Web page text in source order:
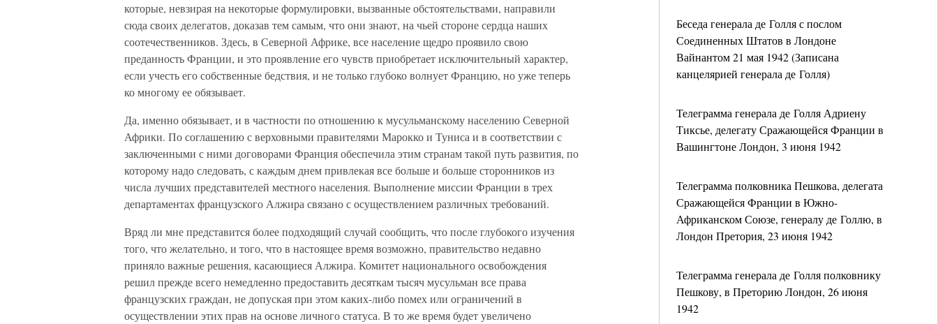
Беседа генерала де Голля с послом
Соединенных Штатов в Лондоне
Вайнантом 21 мая 1942 (Записана
канцелярией генерала де Голля)
Телеграмма генерала де Голля Адриену
Тиксье, делегату Сражающейся Франции в
Вашингтоне Лондон, 3 июня 1942
Телеграмма полковника Пешкова, делегата
Сражающейся Франции в Южно-
Африканском Союзе, генералу де Голлю, в
Лондон Претория, 23 июня 1942
Телеграмма генерала де Голля полковнику
Пешкову, в Преторию Лондон, 26 июня
1942
которые, невзирая на некоторые формулировки, вызванные обстоятельствами, направили
сюда своих делегатов, доказав тем самым, что они знают, на чьей стороне сердца наших
соотечественников. Здесь, в Северной Африке, все население щедро проявило свою
преданность Франции, и это проявление его чувств приобретает исключительный характер,
если учесть его собственные бедствия, и не только глубоко волнует Францию, но уже теперь
ко многому ее обязывает.
Да, именно обязывает, и в частности по отношению к мусульманскому населению Северной
Африки. По соглашению с верховными правителями Марокко и Туниса и в соответствии с
заключенными с ними договорами Франция обеспечила этим странам такой путь развития, по
которому надо следовать, с каждым днем привлекая все больше и больше сторонников из
числа лучших представителей местного населения. Выполнение миссии Франции в трех
департаментах французского Алжира связано с осуществлением различных требований.
Вряд ли мне представится более подходящий случай сообщить, что после глубокого изучения
того, что желательно, и того, что в настоящее время возможно, правительство недавно
приняло важные решения, касающиеся Алжира. Комитет национального освобождения
решил прежде всего немедленно предоставить десяткам тысяч мусульман все права
французских граждан, не допуская при этом каких-либо помех или ограничений в
осуществлении этих прав на основе личного статуса. В то же время будет увеличено